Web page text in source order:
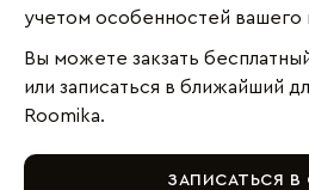
учетом особенностей
Вы можете закзать
или записаться в ближайший
Roomika.
ЗАПИСАТЬСЯ В